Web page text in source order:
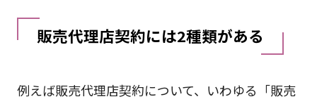
販売代理店契約には2種類がある
例えば販売代理店契約について、いわゆる「販売